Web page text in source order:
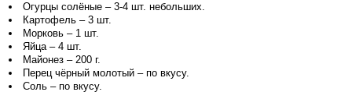
Огурцы солёные – 3-4 шт. небольших.
Картофель – 3 шт.
Морковь – 1 шт.
Яйца – 4 шт.
Майонез – 200 г.
Перец чёрный молотый – по вкусу.
Соль – по вкусу.